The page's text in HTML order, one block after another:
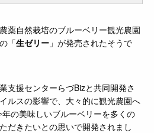
薬自然栽培のブルーベリー観光農園
「生ゼリー 」が発売されたそうで
支援センターらづBizと共同開発さ
ルスの影響で、大々的に観光農園へ
の美味しいブルーベリーを多くの
だきたいとの思いで開発されまし